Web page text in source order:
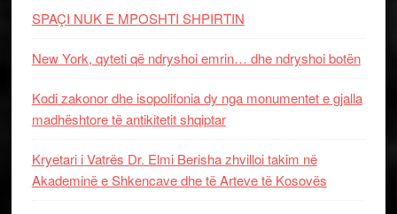
SPAÇI NUK E MPOSHTI SHPIRTIN
New York, qyteti që ndryshoi emrin… dhe ndryshoi botën
Kodi zakonor dhe isopolifonia dy nga monumentet e gjalla
madhështore të antikitetit shqiptar
Kryetari i Vatrës Dr. Elmi Berisha zhvilloi takim në
Akademinë e Shkencave dhe të Arteve të Kosovës